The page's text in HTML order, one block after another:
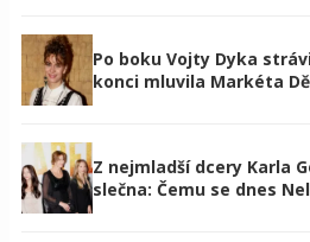
Po boku Vojty Dyka
konci mluvila Markéta
Z nejmladší dcery Karla
slečna: Čemu se dnes